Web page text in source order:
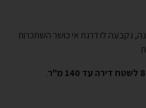
נקבעה לו דרגת אי כושר השתכרות
לשטח דירה עד 140 מ"ר
.